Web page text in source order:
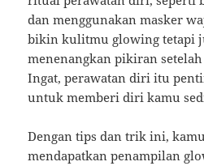
dan menggunakan masker
bikin kulitmu glowing tetapi
menenangkan pikiran
Ingat, perawatan diri itu
untuk memberi diri kamu
Dengan tips dan trik ini,
mendapatkan penampilan